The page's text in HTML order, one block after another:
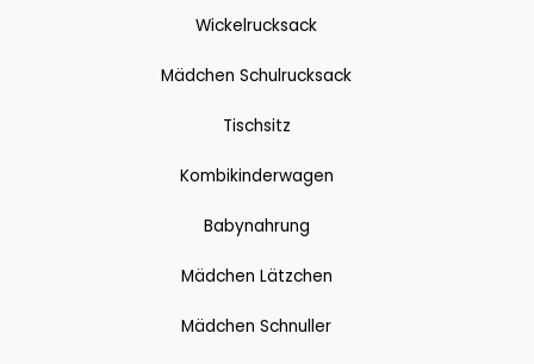
Wickelrucksack
Mädchen Schulrucksack
Tischsitz
Kombikinderwagen
Babynahrung
Mädchen Lätzchen
Mädchen Schnuller